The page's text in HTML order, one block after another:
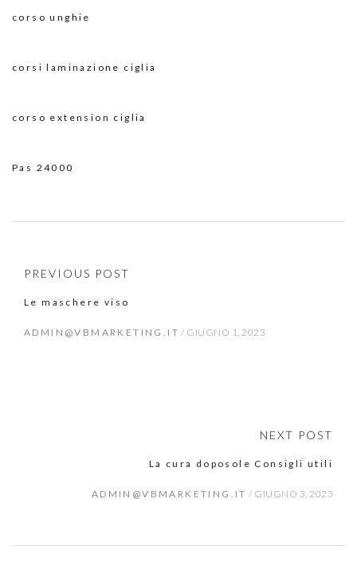
corso unghie
corsi laminazione ciglia
corso extension ciglia
Pas 24000
PREVIOUS POST
Le maschere viso
ADMIN@VBMARKETING.IT / GIUGNO 1, 2023
NEXT POST
La cura doposole Consigli utili
ADMIN@VBMARKETING.IT / GIUGNO 3, 2023